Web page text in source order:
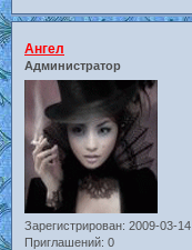
Ангел
Администратор
Зарегистрирован: 2009-03-14
Приглашений: 0